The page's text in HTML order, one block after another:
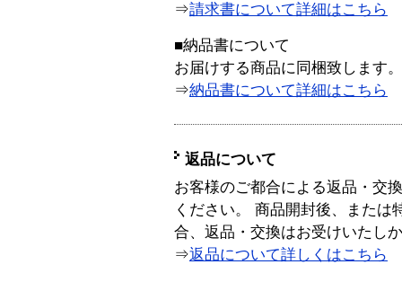
⇒請求書について詳細はこちら
■納品書について
お届けする商品に同梱致します。
⇒納品書について詳細はこちら
返品について
お客様のご都合による返品・交
ください。 商品開封後、または
合、返品・交換はお受けいたし
⇒返品について詳しくはこちら